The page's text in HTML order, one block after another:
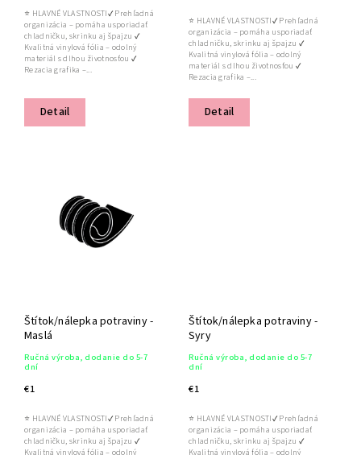
Detail
⭐ HLAVNÉ VLASTNOSTI✔ Prehľadná
organizácia – pomáha usporiadať
chladničku, skrinku aj špajzu ✔
Kvalitná vinylová fólia – odolný
materiál s dlhou životnosťou ✔
Rezacia grafika –...
Detail
⭐ HLAVNÉ VLASTNOSTI✔ Prehľadná
organizácia – pomáha usporiadať
chladničku, skrinku aj špajzu ✔
Kvalitná vinylová fólia – odolný
materiál s dlhou životnosťou ✔
Rezacia grafika –...
Štítok/nálepka potraviny -
Maslá
Ručná výroba, dodanie do 5-7
dní
€1
⭐ HLAVNÉ VLASTNOSTI✔ Prehľadná
organizácia – pomáha usporiadať
chladničku, skrinku aj špajzu ✔
Kvalitná vinylová fólia – odolný
Štítok/nálepka potraviny -
Syry
Ručná výroba, dodanie do 5-7
dní
€1
⭐ HLAVNÉ VLASTNOSTI✔ Prehľadná
organizácia – pomáha usporiadať
chladničku, skrinku aj špajzu ✔
Kvalitná vinylová fólia – odolný